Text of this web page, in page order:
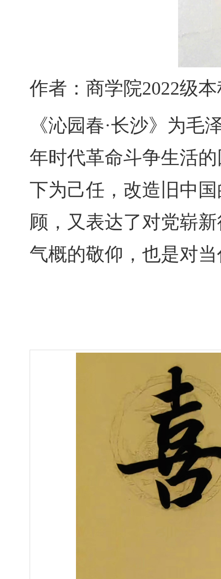
作者：商学院2022级
《沁园春·长沙》为
年时代革命斗争生活
下为己任，改造旧中
顾，又表达了对党崭
气概的敬仰，也是对